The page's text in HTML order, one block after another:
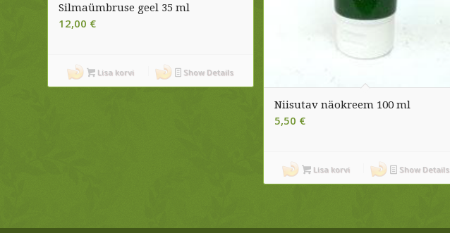
Silmaümbruse geel 35 ml
12,00 €
Lisa korvi Show Details
Niisutav näokreem 100 ml
5,50 €
Lisa korvi Show Details